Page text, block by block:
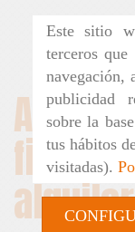
Este sitio
terceros
navegación,
publicidad
sobre la
tus hábitos
visitadas).
fincas